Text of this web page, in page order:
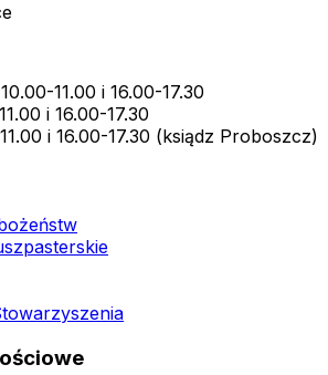
11.00 i 16.00-17.30
i 16.00-17.30
i 16.00-17.30 (ksiądz Proboszcz)